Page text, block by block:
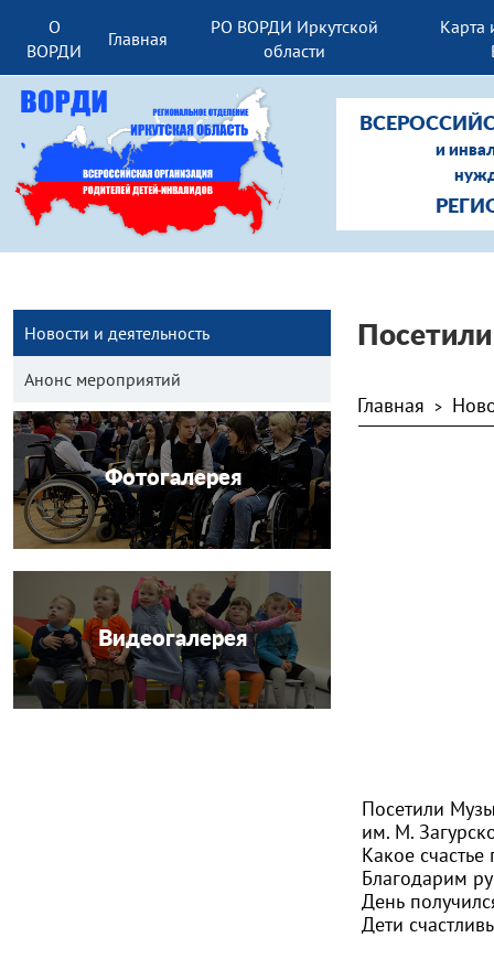
О
ВОРДИ
Главная
РО ВОРДИ Иркутской
области
Карта
и
Новости и деятельность
Анонс мероприятий
Фотогалерея
Видеогалерея
Главная >
Посетили
им. М.
Какое
Благодарим
День
Дети